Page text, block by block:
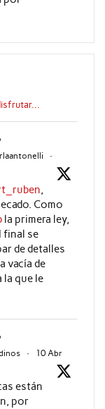
·
,
Como
la primera ley,
final se
de detalles
vacía de
la que le
· 10 Abr
están
por